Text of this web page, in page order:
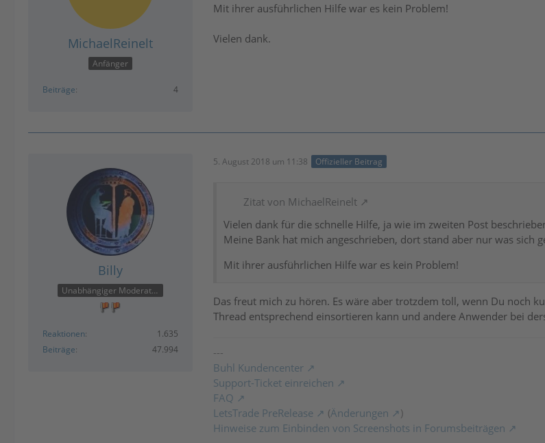
MichaelReinelt
Anfänger
Beiträge 4
Mit ihrer ausführlichen Hilfe war es kein Problem!
Vielen dank.
Billy
Unabhängiger Moderator
Reaktionen
1.635
Beiträge
47.994
5. August 2018 um 11:38 Offizieller Beitrag
Zitat von MichaelReinelt
Vielen dank für die schnelle Hilfe, ja wie im zweiten Post
Meine Bank hat mich angeschrieben, dort stand aber nur was sich
Mit ihrer ausführlichen Hilfe war es kein Problem!
Das freut mich zu hören. Es wäre aber trotzdem toll, wenn Du noch
Thread entsprechend einsortieren kann und andere Anwender bei
---
Buhl Kundencenter
Support-Ticket einreichen
FAQ
LetsTrade PreRelease
(Änderungen
)
Hinweise zum Einbinden von Screenshots in Forumsbeiträgen